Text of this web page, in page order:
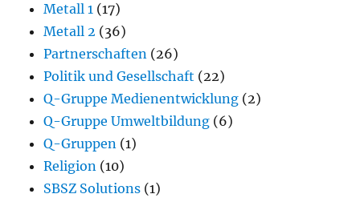
Metall 1 (17)
Metall 2 (36)
Partnerschaften (26)
Politik und Gesellschaft (22)
Q-Gruppe Medienentwicklung (2)
Q-Gruppe Umweltbildung (6)
Q-Gruppen (1)
Religion (10)
SBSZ Solutions (1)